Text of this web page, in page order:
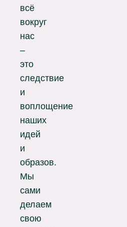
всё
вокруг
нас
–
это
следствие
и
воплощение
наших
идей
и
образов.
Мы
сами
делаем
свою